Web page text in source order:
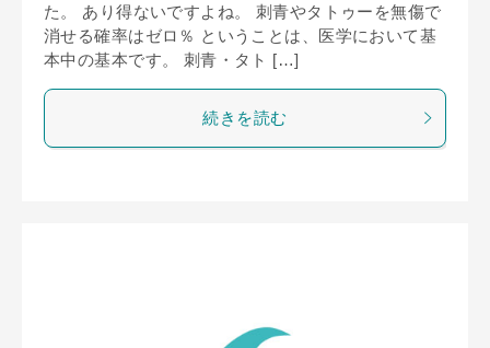
た。 あり得ないですよね。 刺青やタトゥーを無傷で
消せる確率はゼロ％ ということは、医学において基
本中の基本です。 刺青・タト […]
続きを読む